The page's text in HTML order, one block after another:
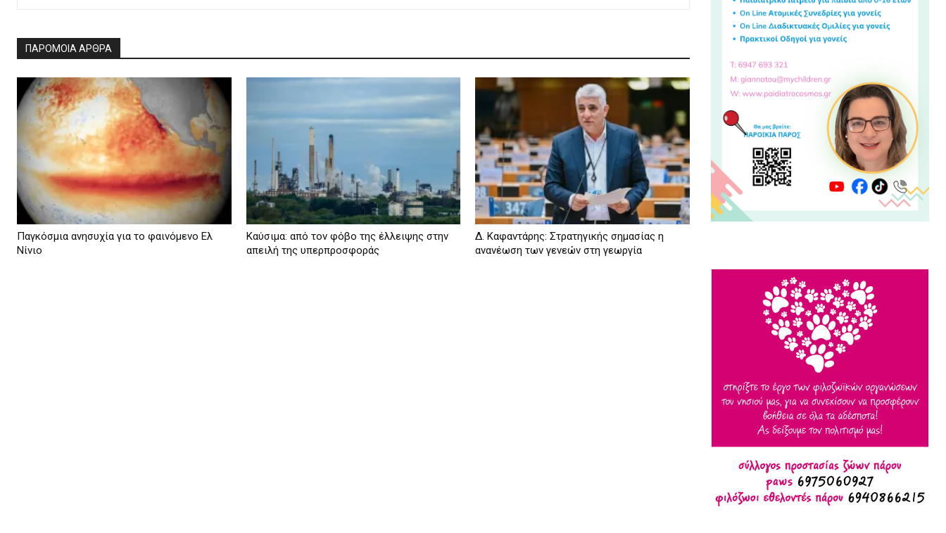
ΠΑΡΟΜΟΙΑ ΑΡΘΡΑ
Παγκόσμια ανησυχία για το φαινόμενο Ελ
Νίνιο
Καύσιμα: από τον φόβο της έλλειψης στην
απειλή της υπερπροσφοράς
Δ. Καφαντάρης: Στρατηγικής σημασίας η
ανανέωση των γενεών στη γεωργία